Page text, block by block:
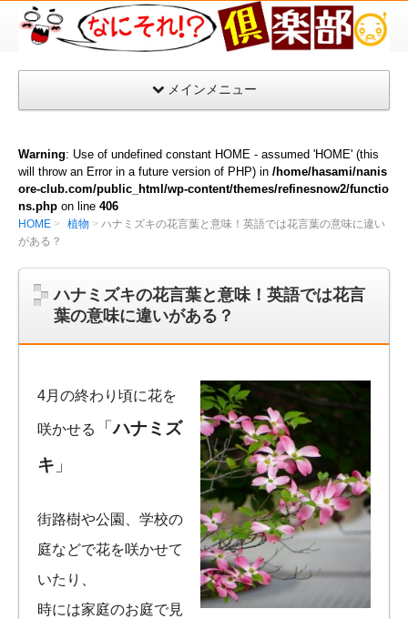
な
そ
部
メインメニュー
Warning: Use of undefined constant HOME - assumed 'HOME' (this
will throw an Error in a future version of PHP) in /home/hasami/nanis
ore-club.com/public_html/wp-content/themes/refinesnow2/functio
ns.php on line 406
HOME 植物
ハナミズキの花言葉と意味！英語では花言葉の意味に違い
がある？
ハナミズキの花言葉と意味！英語では花言
葉の意味に違いがある？
4月の終わり頃に花を
咲かせる 「ハナミズ
キ 」
街路樹や公園、学校の
庭などで花を咲かせて
いたり、
時には家庭のお庭で見